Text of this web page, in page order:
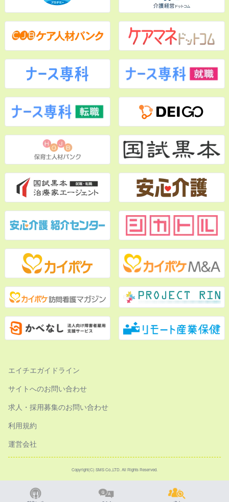
エイチエガイドライン
サイトへのお問い合わせ
求人・採用募集のお問い合わせ
利用規約
運営会社
Copyright(C) SMS Co.,LTD. All Rights Reserved.